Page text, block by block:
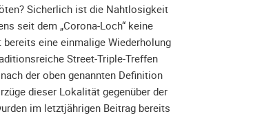
Sicherlich ist die Nahtlosigkeit
seit dem „Corona-Loch“ keine
eine einmalige Wiederholung
Street-Triple-Treffen
der oben genannten Definition
dieser Lokalität gegenüber der
im letztjährigen Beitrag bereits